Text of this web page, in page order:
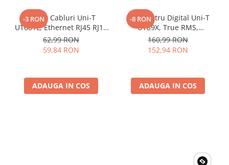
Alimentare: 1.5V AAA (x4)
Dimensiunea produsului: 303 x 112 x 39mm
Greutatea produsului: 601g
-3 RON
Tester Cabluri Uni-T
UT681L, Ethernet RJ45 RJ11
BNC, Continuitate,
Scurtcircuit, Incrucisate
62,99 RON
59,84 RON
ADAUGA IN COS
-8 RON
Multimetru Digital Uni-T
UT89X, True RMS,
Temperatura 1000°C,
Frecventa, NCV, CAT III
160,99 RON
152,94 RON
ADAUGA IN COS